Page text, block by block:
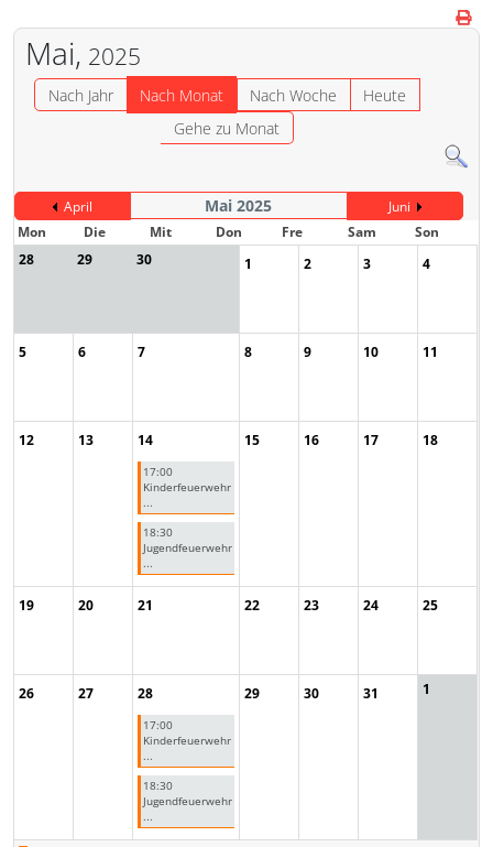
Mai, 2025
Nach Jahr Nach Monat Nach Woche
Heute
Gehe zu Monat
April Mai 2025
Juni
Mon
Die Mit Don Fre Sam
Son
28
29 30 1 2 3 4
5 6 7 8 9 10 11
12 13 14
17:00
Kinderfeuerwehr
...
18:30
Jugendfeuerwehr
...
15 16 17 18
19 20 21 22 23 24 25
26 27 28
17:00
Kinderfeuerwehr
...
18:30
Jugendfeuerwehr
...
29 30 31 1